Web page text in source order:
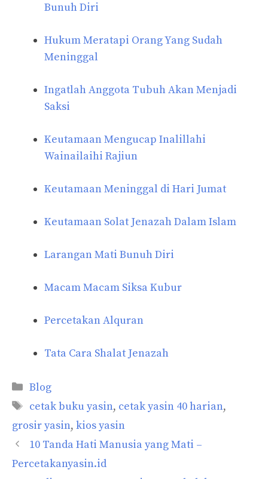
Bunuh Diri
Hukum Meratapi Orang Yang Sudah
Meninggal
Ingatlah Anggota Tubuh Akan Menjadi
Saksi
Keutamaan Mengucap Inalillahi
Wainailaihi Rajiun
Keutamaan Meninggal di Hari Jumat
Keutamaan Solat Jenazah Dalam Islam
Larangan Mati Bunuh Diri
Macam Macam Siksa Kubur
Percetakan Alquran
Tata Cara Shalat Jenazah
Categories
Blog
Tags
cetak buku yasin, cetak yasin 40 harian,
grosir yasin, kios yasin
10 Tanda Hati Manusia yang Mati –
Percetakanyasin.id